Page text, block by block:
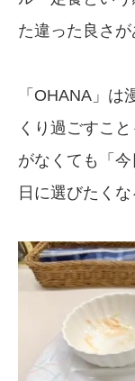
た違った良さが
「OHANA」
くり過ごすこ
がなくても「
日に選びたくな